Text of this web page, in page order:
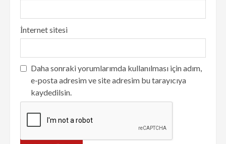
İnternet sitesi
Daha sonraki yorumlarımda kullanılması için adım,
e-posta adresim ve site adresim bu tarayıcıya
kaydedilsin.